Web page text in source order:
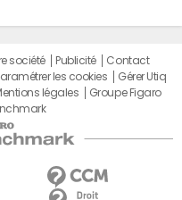
société Publicité
Contact
les cookies
Gérer Utiq
légales
Groupe Figaro